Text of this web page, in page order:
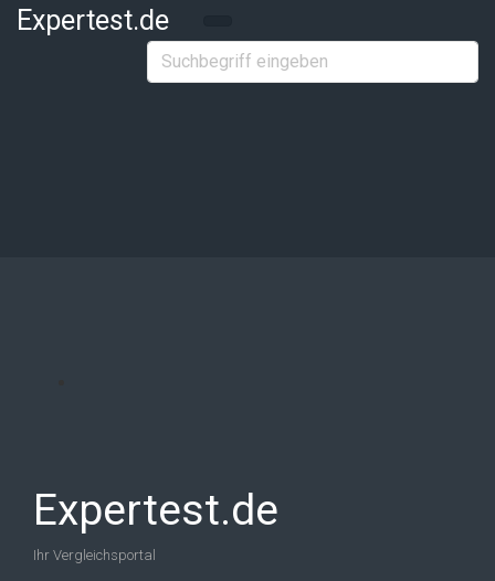
Zum Hauptinhalt springen
Expertest.de
Expertest.de
Ihr Vergleichsportal